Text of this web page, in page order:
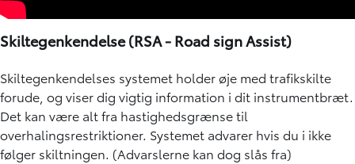
Skiltegenkendelse (RSA - Road sign Assist)
Skiltegenkendelses systemet holder øje med trafikskilte
forude, og viser dig vigtig information i dit instrumentbræt.
Det kan være alt fra hastighedsgrænse til
overhalingsrestriktioner. Systemet advarer hvis du i ikke
følger skiltningen. (Advarslerne kan dog slås fra)